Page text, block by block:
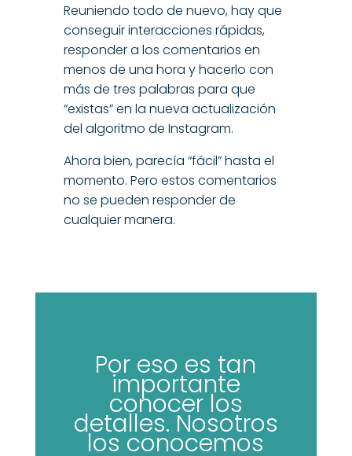
Reuniendo todo de nuevo, hay que
conseguir interacciones rápidas,
responder a los comentarios en
menos de una hora y hacerlo con
más de tres palabras para que
“existas” en la nueva actualización
del algoritmo de Instagram.
Ahora bien, parecía “fácil” hasta el
momento. Pero estos comentarios
no se pueden responder de
cualquier manera.
Por eso es tan
importante
conocer los
detalles. Nosotros
los conocemos